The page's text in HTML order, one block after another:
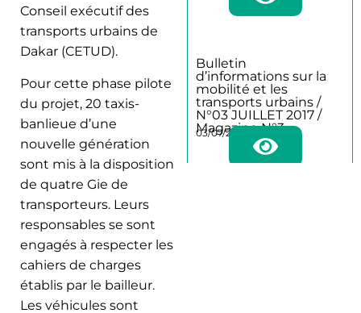
Conseil exécutif des
transports urbains de
Dakar (CETUD).
Pour cette phase pilote
du projet, 20 taxis-
banlieue d’une
nouvelle génération
sont mis à la disposition
de quatre Gie de
transporteurs. Leurs
responsables se sont
engagés à respecter les
cahiers de charges
établis par le bailleur.
Les véhicules sont
Bulletin
d’informations sur la
mobilité et les
transports urbains /
N°03 JUILLET 2017 /
Magazine N°3
03/07/2017